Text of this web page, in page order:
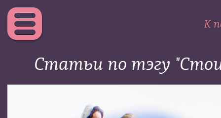
К
Статьи по тэгу